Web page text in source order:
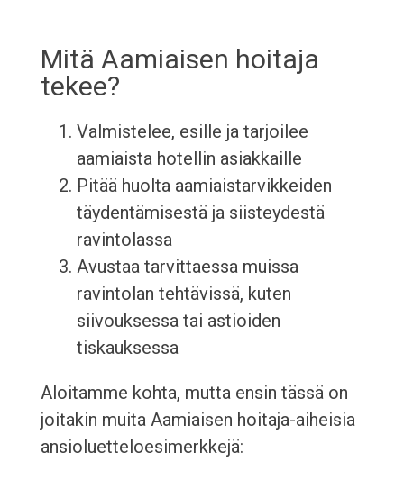
Mitä Aamiaisen hoitaja
tekee?
Valmistelee, esille ja tarjoilee
aamiaista hotellin asiakkaille
Pitää huolta aamiaistarvikkeiden
täydentämisestä ja siisteydestä
ravintolassa
Avustaa tarvittaessa muissa
ravintolan tehtävissä, kuten
siivouksessa tai astioiden
tiskauksessa
Aloitamme kohta, mutta ensin tässä on
joitakin muita Aamiaisen hoitaja-aiheisia
ansioluetteloesimerkkejä: